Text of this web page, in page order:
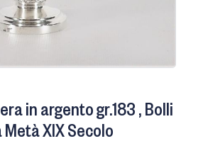
in argento gr.183 Bolli
XIX Secolo